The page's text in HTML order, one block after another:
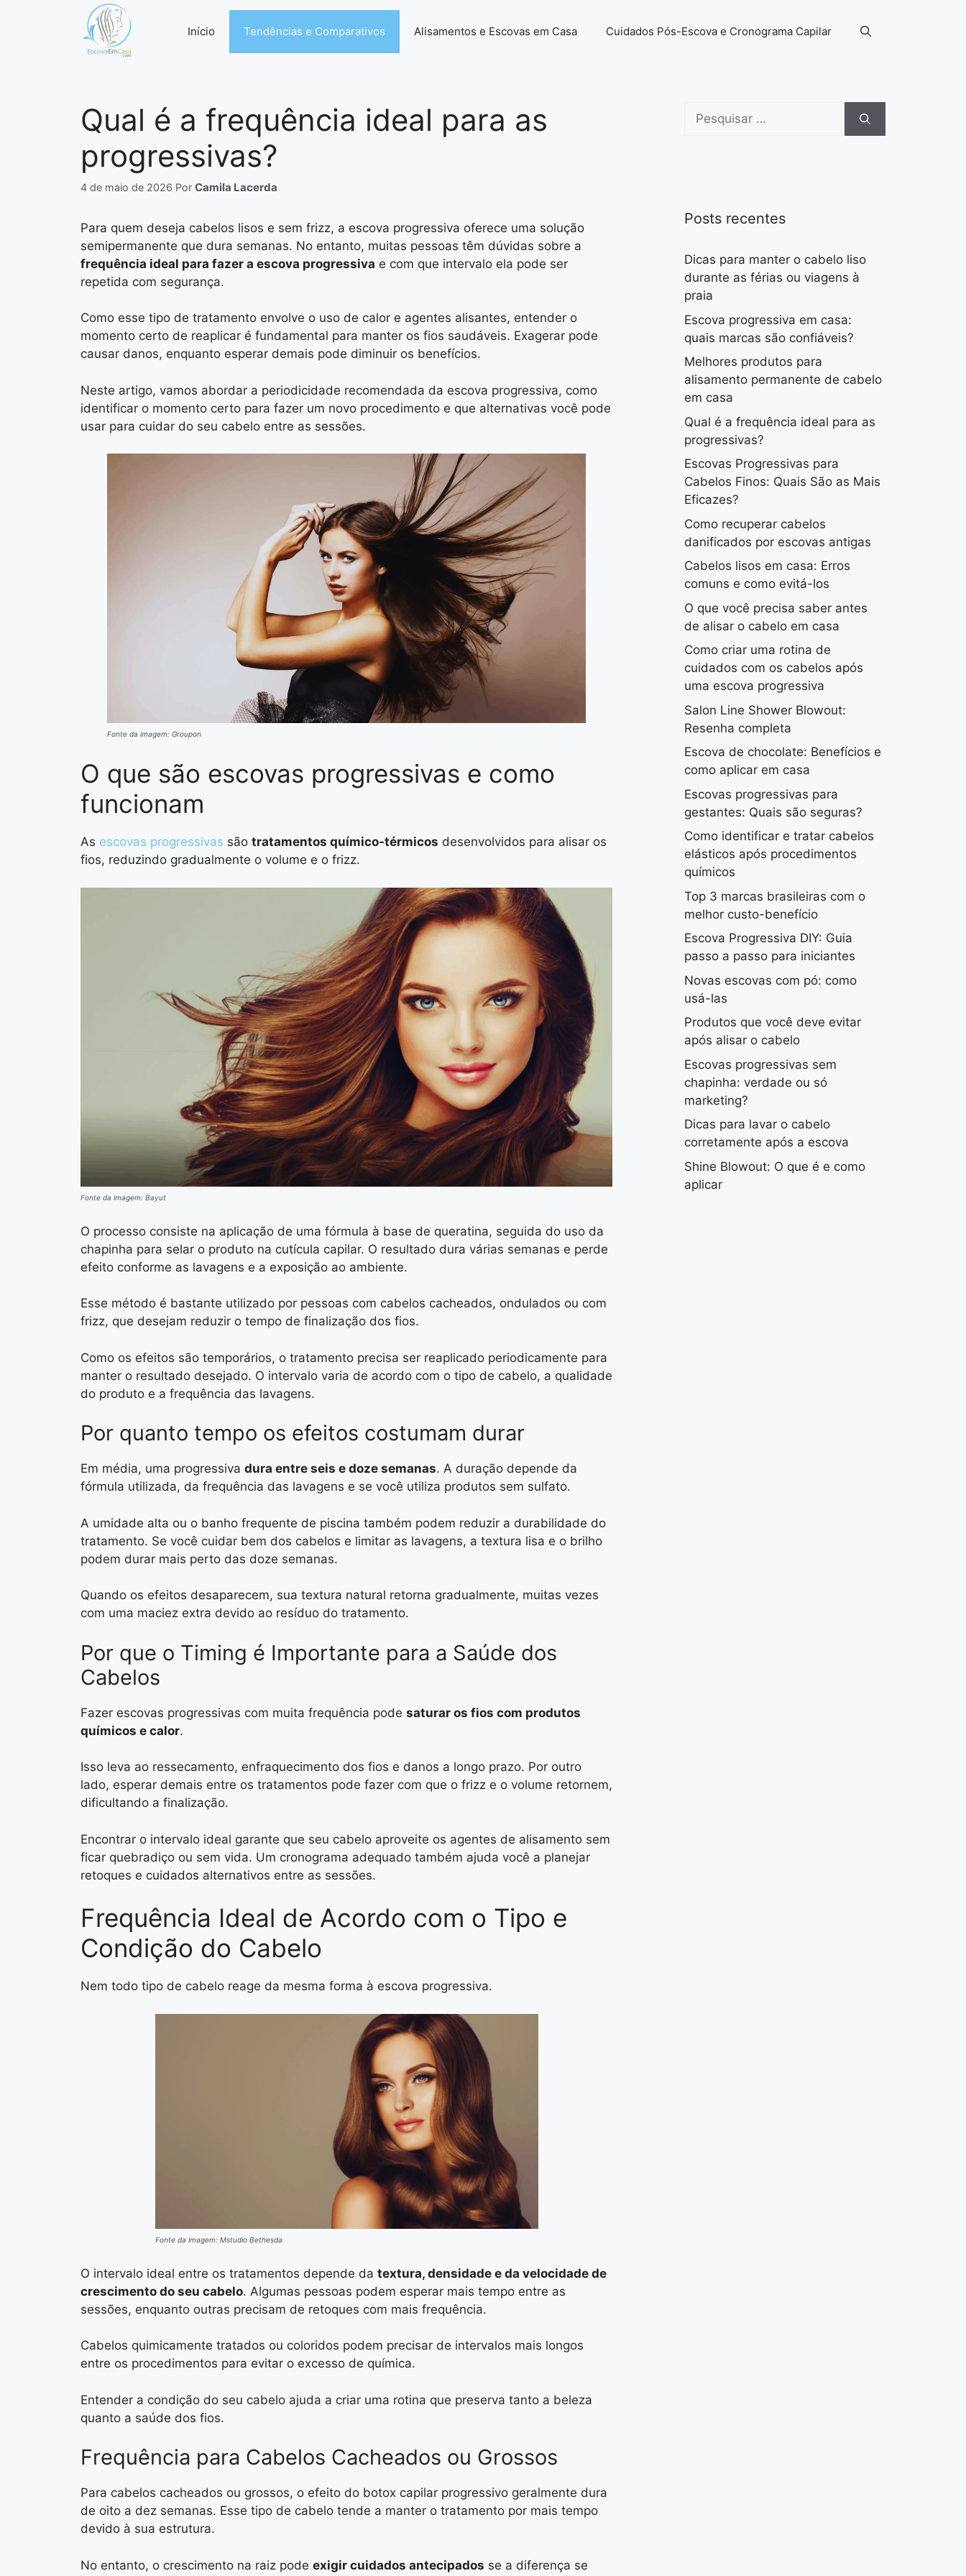
Início Tendências e Comparativos Alisamentos e Escovas em Casa Cuidados Pós-Escova e Cronograma Capilar
Qual é a frequência ideal para as
progressivas?
4 de maio de 2026 Por Camila Lacerda
Para quem deseja cabelos lisos e sem frizz, a escova progressiva oferece uma solução
semipermanente que dura semanas. No entanto, muitas pessoas têm dúvidas sobre a
frequência ideal para fazer a escova progressiva e com que intervalo ela pode ser
repetida com segurança.
Como esse tipo de tratamento envolve o uso de calor e agentes alisantes, entender o
momento certo de reaplicar é fundamental para manter os fios saudáveis. Exagerar pode
causar danos, enquanto esperar demais pode diminuir os benefícios.
Neste artigo, vamos abordar a periodicidade recomendada da escova progressiva, como
identificar o momento certo para fazer um novo procedimento e que alternativas você pode
usar para cuidar do seu cabelo entre as sessões.
Fonte da imagem: Groupon
O que são escovas progressivas e como
funcionam
As escovas progressivas são tratamentos químico-térmicos desenvolvidos para alisar os
fios, reduzindo gradualmente o volume e o frizz.
Fonte da imagem: Bayut
O processo consiste na aplicação de uma fórmula à base de queratina, seguida do uso da
chapinha para selar o produto na cutícula capilar. O resultado dura várias semanas e perde
efeito conforme as lavagens e a exposição ao ambiente.
Esse método é bastante utilizado por pessoas com cabelos cacheados, ondulados ou com
frizz, que desejam reduzir o tempo de finalização dos fios.
Como os efeitos são temporários, o tratamento precisa ser reaplicado periodicamente para
manter o resultado desejado. O intervalo varia de acordo com o tipo de cabelo, a qualidade
do produto e a frequência das lavagens.
Por quanto tempo os efeitos costumam durar
Em média, uma progressiva dura entre seis e doze semanas. A duração depende da
fórmula utilizada, da frequência das lavagens e se você utiliza produtos sem sulfato.
A umidade alta ou o banho frequente de piscina também podem reduzir a durabilidade do
tratamento. Se você cuidar bem dos cabelos e limitar as lavagens, a textura lisa e o brilho
podem durar mais perto das doze semanas.
Quando os efeitos desaparecem, sua textura natural retorna gradualmente, muitas vezes
com uma maciez extra devido ao resíduo do tratamento.
Por que o Timing é Importante para a Saúde dos
Cabelos
Fazer escovas progressivas com muita frequência pode saturar os fios com produtos
químicos e calor.
Isso leva ao ressecamento, enfraquecimento dos fios e danos a longo prazo. Por outro
lado, esperar demais entre os tratamentos pode fazer com que o frizz e o volume retornem,
dificultando a finalização.
Encontrar o intervalo ideal garante que seu cabelo aproveite os agentes de alisamento sem
ficar quebradiço ou sem vida. Um cronograma adequado também ajuda você a planejar
retoques e cuidados alternativos entre as sessões.
Frequência Ideal de Acordo com o Tipo e
Condição do Cabelo
Nem todo tipo de cabelo reage da mesma forma à escova progressiva.
Fonte da imagem: Mstudio Bethesda
O intervalo ideal entre os tratamentos depende da textura, densidade e da velocidade de
crescimento do seu cabelo. Algumas pessoas podem esperar mais tempo entre as
sessões, enquanto outras precisam de retoques com mais frequência.
Cabelos quimicamente tratados ou coloridos podem precisar de intervalos mais longos
entre os procedimentos para evitar o excesso de química.
Entender a condição do seu cabelo ajuda a criar uma rotina que preserva tanto a beleza
quanto a saúde dos fios.
Frequência para Cabelos Cacheados ou Grossos
Para cabelos cacheados ou grossos, o efeito do botox capilar progressivo geralmente dura
de oito a dez semanas. Esse tipo de cabelo tende a manter o tratamento por mais tempo
devido à sua estrutura.
No entanto, o crescimento na raiz pode exigir cuidados antecipados se a diferença se
Pesquisar
Posts recentes
Dicas para manter o cabelo liso
durante as férias ou viagens à
praia
Escova progressiva em casa:
quais marcas são confiáveis?
Melhores produtos para
alisamento permanente de cabelo
em casa
Qual é a frequência ideal para as
progressivas?
Escovas Progressivas para
Cabelos Finos: Quais São as Mais
Eficazes?
Como recuperar cabelos
danificados por escovas antigas
Cabelos lisos em casa: Erros
comuns e como evitá-los
O que você precisa saber antes
de alisar o cabelo em casa
Como criar uma rotina de
cuidados com os cabelos após
uma escova progressiva
Salon Line Shower Blowout:
Resenha completa
Escova de chocolate: Benefícios e
como aplicar em casa
Escovas progressivas para
gestantes: Quais são seguras?
Como identificar e tratar cabelos
elásticos após procedimentos
químicos
Top 3 marcas brasileiras com o
melhor custo-benefício
Escova Progressiva DIY: Guia
passo a passo para iniciantes
Novas escovas com pó: como
usá-las
Produtos que você deve evitar
após alisar o cabelo
Escovas progressivas sem
chapinha: verdade ou só
marketing?
Dicas para lavar o cabelo
corretamente após a escova
Shine Blowout: O que é e como
aplicar